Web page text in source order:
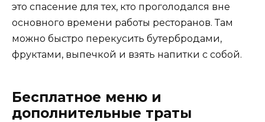
это спасение для тех, кто проголодался вне
основного времени работы ресторанов. Там
можно быстро перекусить бутербродами,
фруктами, выпечкой и взять напитки с собой.
Бесплатное меню и
дополнительные траты